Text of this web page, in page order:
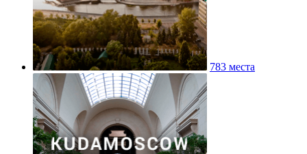
783 места